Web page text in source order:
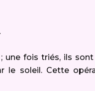
une fois triés, ils
le soleil. Cette